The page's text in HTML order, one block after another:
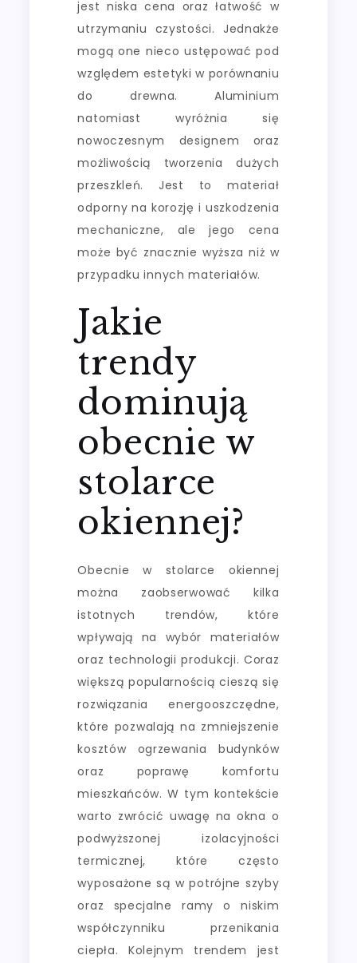
jest niska cena oraz łatwość w
utrzymaniu czystości. Jednakże
mogą one nieco ustępować pod
względem estetyki w porównaniu
do drewna. Aluminium
natomiast wyróżnia się
nowoczesnym designem oraz
możliwością tworzenia dużych
przeszkleń. Jest to materiał
odporny na korozję i uszkodzenia
mechaniczne, ale jego cena
może być znacznie wyższa niż w
przypadku innych materiałów.
Jakie
trendy
dominują
obecnie w
stolarce
okiennej?
Obecnie w stolarce okiennej
można zaobserwować kilka
istotnych trendów, które
wpływają na wybór materiałów
oraz technologii produkcji. Coraz
większą popularnością cieszą się
rozwiązania energooszczędne,
które pozwalają na zmniejszenie
kosztów ogrzewania budynków
oraz poprawę komfortu
mieszkańców. W tym kontekście
warto zwrócić uwagę na okna o
podwyższonej izolacyjności
termicznej, które często
wyposażone są w potrójne szyby
oraz specjalne ramy o niskim
współczynniku przenikania
ciepła. Kolejnym trendem jest